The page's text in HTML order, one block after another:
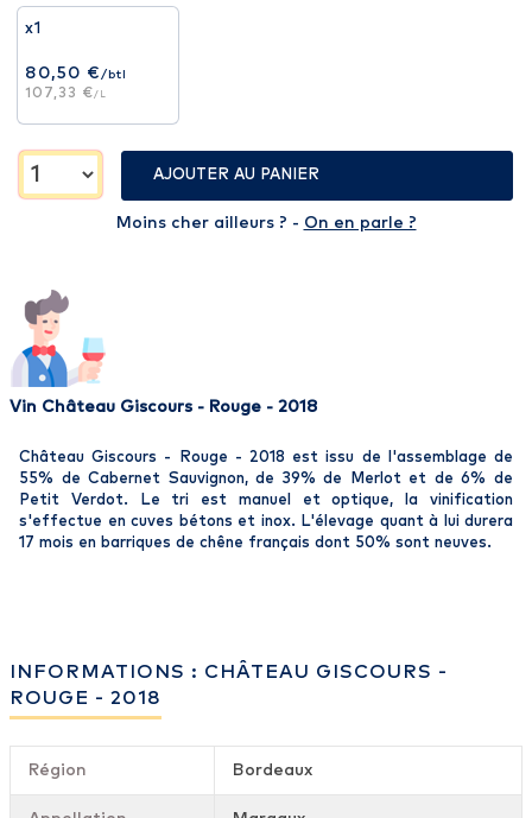
x1
80,50 €/btl
107,33 €/L
AJOUTER AU PANIER
Moins cher ailleurs ? - On en parle ?
Vin Château Giscours - Rouge - 2018
Château Giscours - Rouge - 2018 est issu de l'assemblage de
55% de Cabernet Sauvignon, de 39% de Merlot et de 6% de
Petit Verdot. Le tri est manuel et optique, la vinification
s'effectue en cuves bétons et inox. L'élevage quant à lui durera
17 mois en barriques de chêne français dont 50% sont neuves.
INFORMATIONS : CHÂTEAU GISCOURS -
ROUGE - 2018
Région Bordeaux